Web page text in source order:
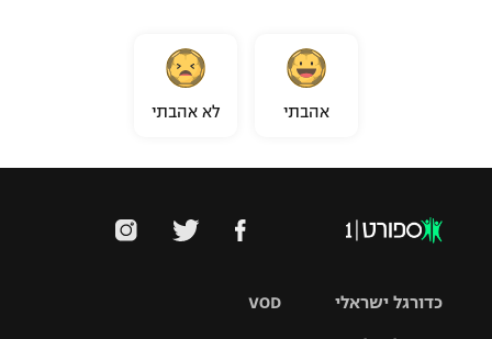
אהבתי לא אהבתי
VOD כדורגל ישראלי